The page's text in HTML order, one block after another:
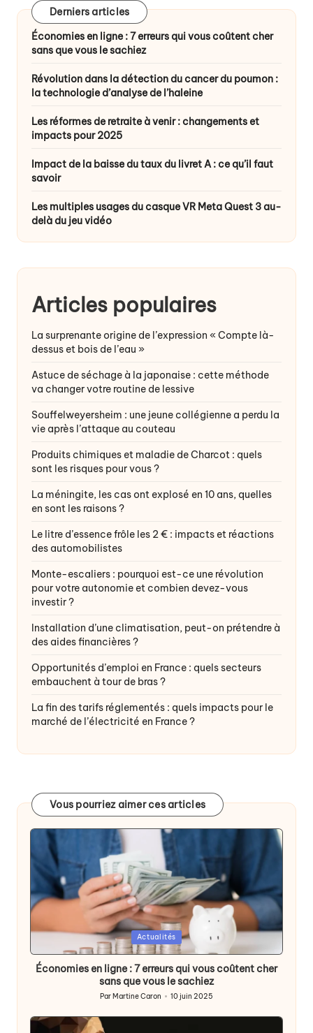
Derniers articles
Économies en ligne : 7 erreurs qui vous coûtent cher
sans que vous le sachiez
Révolution dans la détection du cancer du poumon :
la technologie d’analyse de l’haleine
Les réformes de retraite à venir : changements et
impacts pour 2025
Impact de la baisse du taux du livret A : ce qu’il faut
savoir
Les multiples usages du casque VR Meta Quest 3 au-
delà du jeu vidéo
Articles populaires
La surprenante origine de l’expression « Compte là-
dessus et bois de l’eau »
Astuce de séchage à la japonaise : cette méthode
va changer votre routine de lessive
Souffelweyersheim : une jeune collégienne a perdu la
vie après l’attaque au couteau
Produits chimiques et maladie de Charcot : quels
sont les risques pour vous ?
La méningite, les cas ont explosé en 10 ans, quelles
en sont les raisons ?
Le litre d’essence frôle les 2 € : impacts et réactions
des automobilistes
Monte-escaliers : pourquoi est-ce une révolution
pour votre autonomie et combien devez-vous
investir ?
Installation d’une climatisation, peut-on prétendre à
des aides financières ?
Opportunités d’emploi en France : quels secteurs
embauchent à tour de bras ?
La fin des tarifs réglementés : quels impacts pour le
marché de l’électricité en France ?
Vous pourriez aimer ces articles
Posted
Actualités
Économies en ligne : 7 erreurs qui vous coûtent cher
sans que vous le sachiez
Publié
ParMartine Caron 10 juin 2025